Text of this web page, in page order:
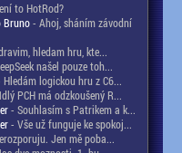
to HotRod?
Bruno- Ahoj, sháním závodní
hledam hru, kte...
našel pouze toh...
Hledám logickou hru z C6...
PCH má odzkoušený R...
- Souhlasím s Patrikem a k...
- Vše už funguje ke spokoj...
Jen mě poba...